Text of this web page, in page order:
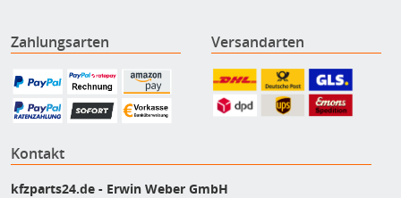
Zahlungsarten Versandarten
Kontakt
kfzparts24.de - Erwin Weber GmbH